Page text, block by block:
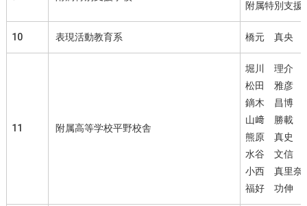
附属特別支援
10 表現活動教育系 橋元 真央
11 附属高等学校平野校舎
堀川 理介
松田 雅彦
鏑木 昌博
山﨑 勝載
熊原 真史
水谷 文信
小西 真里奈
福好 功伸